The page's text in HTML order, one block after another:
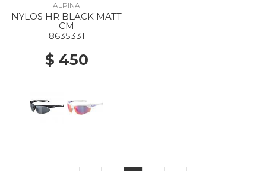
ALPINA
NYLOS HR BLACK MATT
CM
8635331
$ 450